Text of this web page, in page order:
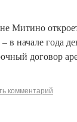
Митино
в начале года
договор
комментарий